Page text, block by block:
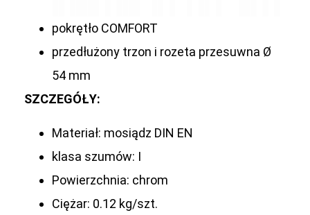
pokrętło COMFORT
przedłużony trzon i rozeta przesuwna Ø
54 mm
SZCZEGÓŁY:
Materiał: mosiądz DIN EN
klasa szumów: I
Powierzchnia: chrom
Ciężar: 0.12 kg/szt.